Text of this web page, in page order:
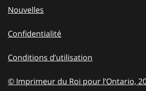
Nouvelles
Confidentialité
Conditions d’utilisation
© Imprimeur du Roi pour l’Ontario,